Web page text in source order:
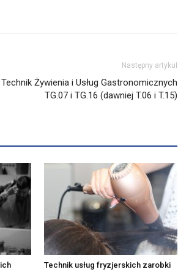
Następny artykuł
Żywienia i Usług Gastronomicznych
TG.07 i TG.16 (dawniej T.06 i T.15)
Technik usług fryzjerskich zarobki